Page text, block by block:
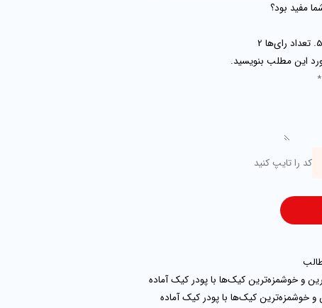
مفید بود؟
این مطلب بنویسید.
و خوشمزه‌ترین کیک‌ها با پودر کیک آماده